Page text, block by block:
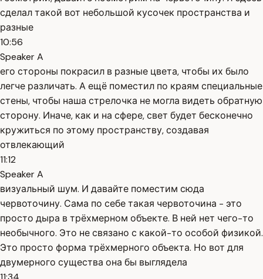
сделал такой вот небольшой кусочек пространства и
разные
10:56
Speaker A
его стороны покрасил в разные цвета, чтобы их было
легче различать. А ещё поместил по краям специальные
стены, чтобы наша стрелочка не могла видеть обратную
сторону. Иначе, как и на сфере, свет будет бесконечно
кружиться по этому пространству, создавая
отвлекающий
11:12
Speaker A
визуальный шум. И давайте поместим сюда
червоточину. Сама по себе такая червоточина - это
просто дыра в трёхмерном объекте. В ней нет чего-то
необычного. Это не связано с какой-то особой физикой.
Это просто форма трёхмерного объекта. Но вот для
двумерного существа она бы выглядела